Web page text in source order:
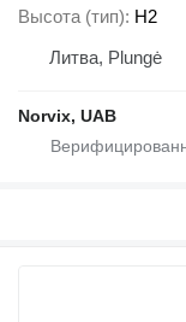
Высота (тип) H2
Литва, Plungė
Norvix, UAB